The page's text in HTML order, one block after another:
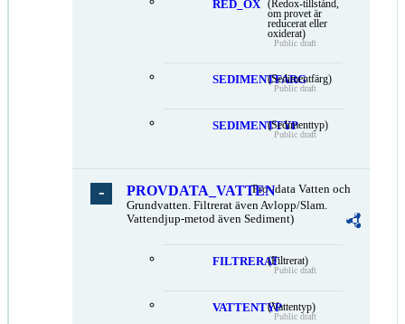
RED_OX
(Redox-tillstånd,
om provet är
reducerat eller
oxiderat)
Public draft
SEDIMENTFARG
(Sedimentfärg)
Public draft
SEDIMENTTYP(Sedimenttyp)
Public draft
PROVDATA_VATTEN(Provdata Vatten och
Grundvatten. Filtrerat även Avlopp/Slam.
Vattendjup-metod även Sediment)
FILTRERAT(Filtrerat)
Public draft
VATTENTYP(Vattentyp)
Public draft